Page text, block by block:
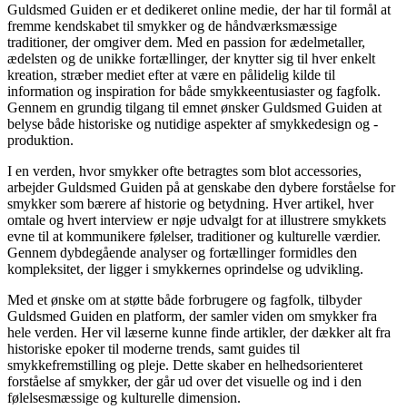
Guldsmed Guiden er et dedikeret online medie, der har til formål at
fremme kendskabet til smykker og de håndværksmæssige
traditioner, der omgiver dem. Med en passion for ædelmetaller,
ædelsten og de unikke fortællinger, der knytter sig til hver enkelt
kreation, stræber mediet efter at være en pålidelig kilde til
information og inspiration for både smykkeentusiaster og fagfolk.
Gennem en grundig tilgang til emnet ønsker Guldsmed Guiden at
belyse både historiske og nutidige aspekter af smykkedesign og -
produktion.
I en verden, hvor smykker ofte betragtes som blot accessories,
arbejder Guldsmed Guiden på at genskabe den dybere forståelse for
smykker som bærere af historie og betydning. Hver artikel, hver
omtale og hvert interview er nøje udvalgt for at illustrere smykkets
evne til at kommunikere følelser, traditioner og kulturelle værdier.
Gennem dybdegående analyser og fortællinger formidles den
kompleksitet, der ligger i smykkernes oprindelse og udvikling.
Med et ønske om at støtte både forbrugere og fagfolk, tilbyder
Guldsmed Guiden en platform, der samler viden om smykker fra
hele verden. Her vil læserne kunne finde artikler, der dækker alt fra
historiske epoker til moderne trends, samt guides til
smykkefremstilling og pleje. Dette skaber en helhedsorienteret
forståelse af smykker, der går ud over det visuelle og ind i den
følelsesmæssige og kulturelle dimension.